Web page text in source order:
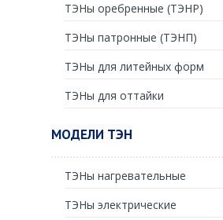
ТЭНы оребренные (ТЭНР)
ТЭНы патронные (ТЭНП)
ТЭНы для литейных форм
ТЭНы для оттайки
МОДЕЛИ ТЭН
ТЭНы нагревательные
ТЭНы электрические